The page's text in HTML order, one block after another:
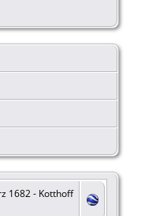
1682 - Kotthoff